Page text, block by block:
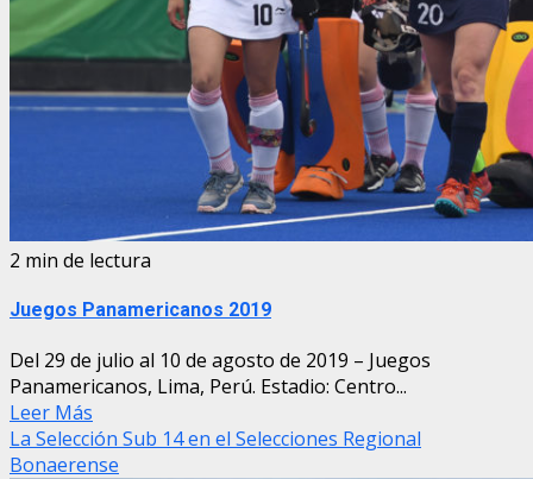
2 min de lectura
Juegos Panamericanos 2019
Del 29 de julio al 10 de agosto de 2019 – Juegos
Panamericanos, Lima, Perú. Estadio: Centro...
Leer Más
La Selección Sub 14 en el Selecciones Regional
Bonaerense